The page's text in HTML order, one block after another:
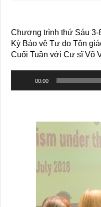
Chương trình thứ Sáu 3-
Kỳ Bảo vệ Tự do Tôn
Cuối Tuần với Cư sĩ Võ
00:00